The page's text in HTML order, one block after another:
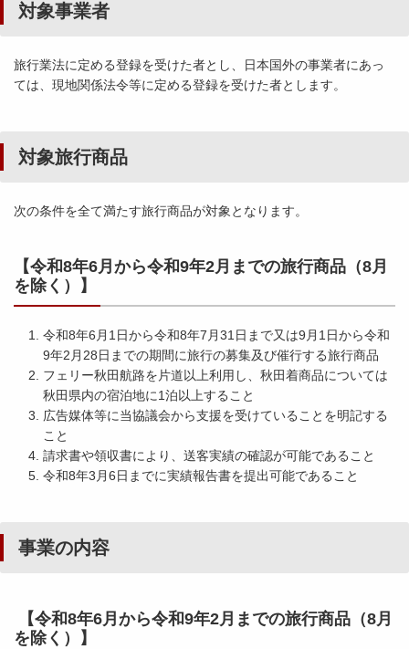
対象事業者
旅行業法に定める登録を受けた者とし、日本国外の事業者にあっ
ては、現地関係法令等に定める登録を受けた者とします。
対象旅行商品
次の条件を全て満たす旅行商品が対象となります。
【令和8年6月から令和9年2月までの旅行商品（8月
を除く）】
令和8年6月1日から令和8年7月31日まで又は9月1日から令和
9年2月28日までの期間に旅行の募集及び催行する旅行商品
フェリー秋田航路を片道以上利用し、秋田着商品については
秋田県内の宿泊地に1泊以上すること
広告媒体等に当協議会から支援を受けていることを明記する
こと
請求書や領収書により、送客実績の確認が可能であること
令和8年3月6日までに実績報告書を提出可能であること
事業の内容
【令和8年6月から令和9年2月までの旅行商品（8月
を除く）】